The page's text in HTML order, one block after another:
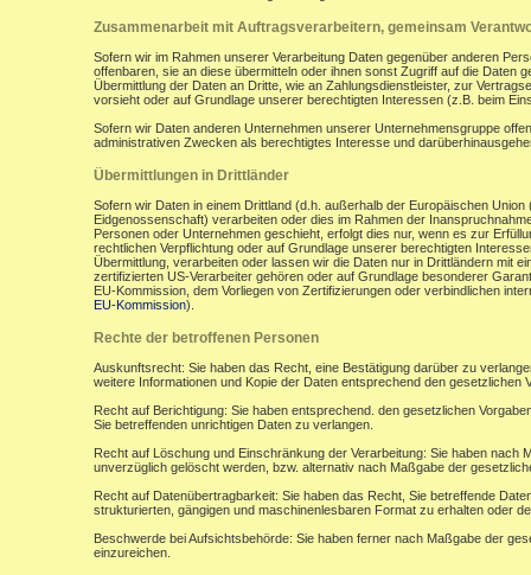
Zusammenarbeit mit Auftragsverarbeitern, gemeinsam
Sofern wir im Rahmen unserer Verarbeitung Daten gegenüber anderen
offenbaren, sie an diese übermitteln oder ihnen sonst Zugriff auf die Daten
Übermittlung der Daten an Dritte, wie an Zahlungsdienstleister, zur
vorsieht oder auf Grundlage unserer berechtigten Interessen (z.B. beim
Sofern wir Daten anderen Unternehmen unserer Unternehmensgruppe
administrativen Zwecken als berechtigtes Interesse und
Übermittlungen in Drittländer
Sofern wir Daten in einem Drittland (d.h. außerhalb der Europäischen
Eidgenossenschaft) verarbeiten oder dies im Rahmen der
Personen oder Unternehmen geschieht, erfolgt dies nur, wenn es zur
rechtlichen Verpflichtung oder auf Grundlage unserer berechtigten
Übermittlung, verarbeiten oder lassen wir die Daten nur in Drittländern mit
zertifizierten US-Verarbeiter gehören oder auf Grundlage besonderer
EU-Kommission, dem Vorliegen von Zertifizierungen oder verbindlichen
EU-Kommission).
Rechte der betroffenen Personen
Auskunftsrecht: Sie haben das Recht, eine Bestätigung darüber zu
weitere Informationen und Kopie der Daten entsprechend den gesetzlichen
Recht auf Berichtigung: Sie haben entsprechend. den gesetzlichen
Sie betreffenden unrichtigen Daten zu verlangen.
Recht auf Löschung und Einschränkung der Verarbeitung: Sie haben
unverzüglich gelöscht werden, bzw. alternativ nach Maßgabe der
Recht auf Datenübertragbarkeit: Sie haben das Recht, Sie betreffende
strukturierten, gängigen und maschinenlesbaren Format zu erhalten oder
Beschwerde bei Aufsichtsbehörde: Sie haben ferner nach Maßgabe der
einzureichen.